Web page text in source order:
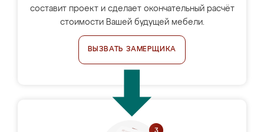
составит проект и сделает окончательный расчёт
стоимости Вашей будущей мебели.
ВЫЗВАТЬ ЗАМЕРЩИКА